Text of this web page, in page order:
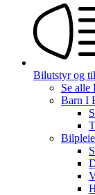
Bilutstyr og
Se alle
Barn I
Bilpleie